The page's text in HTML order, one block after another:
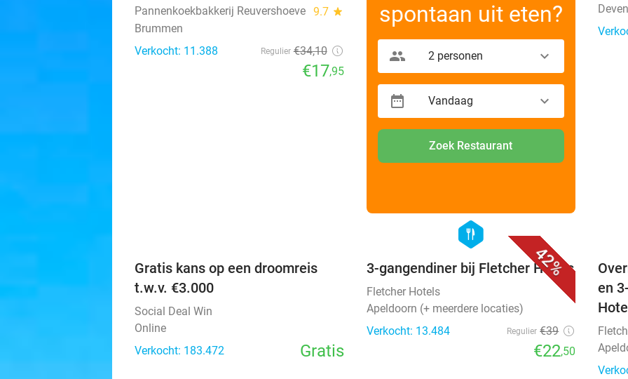
Pannenkoekbakkerij Reuvershoeve 9.7 star
Brummen
Verkocht: 11.388
Regulier €34,10
€17,95
spontaan uit eten?
2 personen
Vandaag
Zoek Restaurant
Gratis kans op een droomreis
t.w.v. €3.000
Social Deal Win
Online
Verkocht: 183.472
Gratis
42%
favorite_border
hexagon
food
3-gangendiner bij Fletcher Hotels
Fletcher Hotels
Apeldoorn (+ meerdere locaties)
Verkocht: 13.484
Regulier €39
€22,50
en